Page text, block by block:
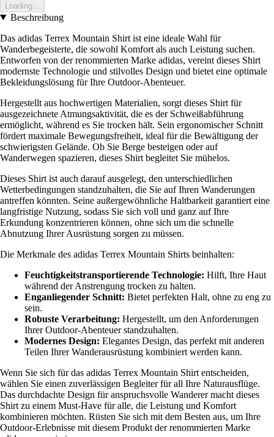
Loading...
Beschreibung
Das adidas Terrex Mountain Shirt ist eine ideale Wahl für
Wanderbegeisterte, die sowohl Komfort als auch Leistung suchen.
Entworfen von der renommierten Marke adidas, vereint dieses Shirt
modernste Technologie und stilvolles Design und bietet eine optimale
Bekleidungslösung für Ihre Outdoor-Abenteuer.
Hergestellt aus hochwertigen Materialien, sorgt dieses Shirt für
ausgezeichnete Atmungsaktivität, die es der Schweißabführung
ermöglicht, während es Sie trocken hält. Sein ergonomischer Schnitt
fördert maximale Bewegungsfreiheit, ideal für die Bewältigung der
schwierigsten Gelände. Ob Sie Berge besteigen oder auf
Wanderwegen spazieren, dieses Shirt begleitet Sie mühelos.
Dieses Shirt ist auch darauf ausgelegt, den unterschiedlichen
Wetterbedingungen standzuhalten, die Sie auf Ihren Wanderungen
antreffen könnten. Seine außergewöhnliche Haltbarkeit garantiert eine
langfristige Nutzung, sodass Sie sich voll und ganz auf Ihre
Erkundung konzentrieren können, ohne sich um die schnelle
Abnutzung Ihrer Ausrüstung sorgen zu müssen.
Die Merkmale des adidas Terrex Mountain Shirts beinhalten:
Feuchtigkeitstransportierende Technologie: Hilft, Ihre Haut
während der Anstrengung trocken zu halten.
Enganliegender Schnitt: Bietet perfekten Halt, ohne zu eng zu
sein.
Robuste Verarbeitung: Hergestellt, um den Anforderungen
Ihrer Outdoor-Abenteuer standzuhalten.
Modernes Design: Elegantes Design, das perfekt mit anderen
Teilen Ihrer Wanderausrüstung kombiniert werden kann.
Wenn Sie sich für das adidas Terrex Mountain Shirt entscheiden,
wählen Sie einen zuverlässigen Begleiter für all Ihre Naturausflüge.
Das durchdachte Design für anspruchsvolle Wanderer macht dieses
Shirt zu einem Must-Have für alle, die Leistung und Komfort
kombinieren möchten. Rüsten Sie sich mit dem Besten aus, um Ihre
Outdoor-Erlebnisse mit diesem Produkt der renommierten Marke